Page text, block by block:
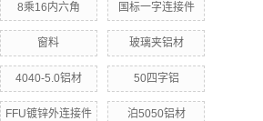
8乘16内六角 国标一字连接件
窗料 玻璃夹铝材
4040-5.0铝材 50四字铝
FFU镀锌外连接件
泊5050铝材